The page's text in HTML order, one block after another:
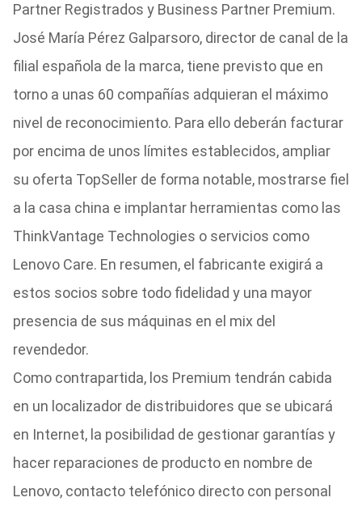
Partner Registrados y Business Partner Premium.
José María Pérez Galparsoro, director de canal de la
filial española de la marca, tiene previsto que en
torno a unas 60 compañías adquieran el máximo
nivel de reconocimiento. Para ello deberán facturar
por encima de unos límites establecidos, ampliar
su oferta TopSeller de forma notable, mostrarse fiel
a la casa china e implantar herramientas como las
ThinkVantage Technologies o servicios como
Lenovo Care. En resumen, el fabricante exigirá a
estos socios sobre todo fidelidad y una mayor
presencia de sus máquinas en el mix del
revendedor.
Como contrapartida, los Premium tendrán cabida
en un localizador de distribuidores que se ubicará
en Internet, la posibilidad de gestionar garantías y
hacer reparaciones de producto en nombre de
Lenovo, contacto telefónico directo con personal